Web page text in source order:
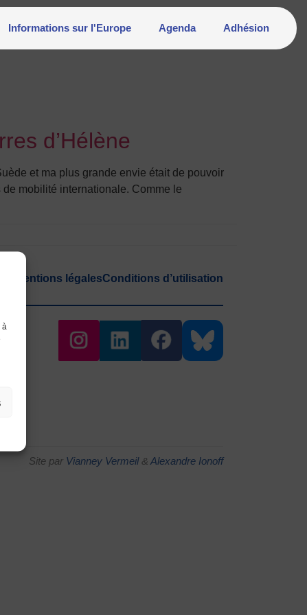
à
Informations sur l'Europe Agenda Adhésion
d’Hélène
et ma plus grande envie était de pouvoir
mobilité internationale. Comme le
Mentions légalesConditions d’utilisation
Site par Vianney Vermeil& Alexandre Ionoff